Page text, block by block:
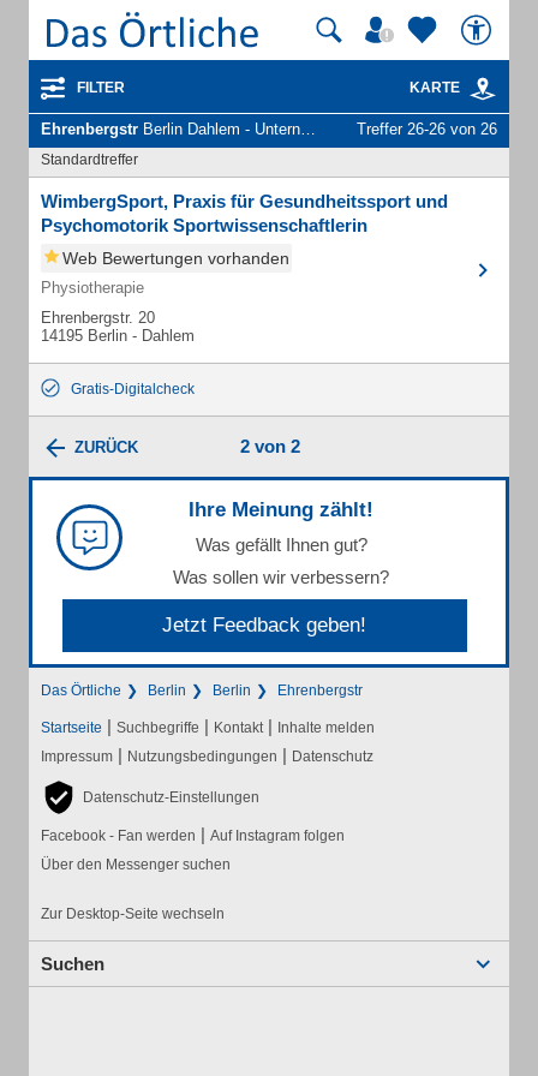
FILTER KARTE
Ehrenbergstr Berlin Dahlem - Unternehmen und Personen Treffer 26-26 von 26
Standardtreffer
WimbergSport, Praxis für Gesundheitssport und
Psychomotorik Sportwissenschaftlerin
Web Bewertungen vorhanden
Physiotherapie
Ehrenbergstr. 20
14195 Berlin - Dahlem
Gratis-Digitalcheck
ZURÜCK 2 von 2
Ihre Meinung zählt!
Was gefällt Ihnen gut?
Was sollen wir verbessern?
Jetzt Feedback geben!
Das Örtliche Berlin Berlin Ehrenbergstr
Startseite | Suchbegriffe | Kontakt | Inhalte melden
Impressum | Nutzungsbedingungen | Datenschutz
Datenschutz-Einstellungen
Facebook - Fan werden | Auf Instagram folgen
Über den Messenger suchen
Zur Desktop-Seite wechseln
Suchen